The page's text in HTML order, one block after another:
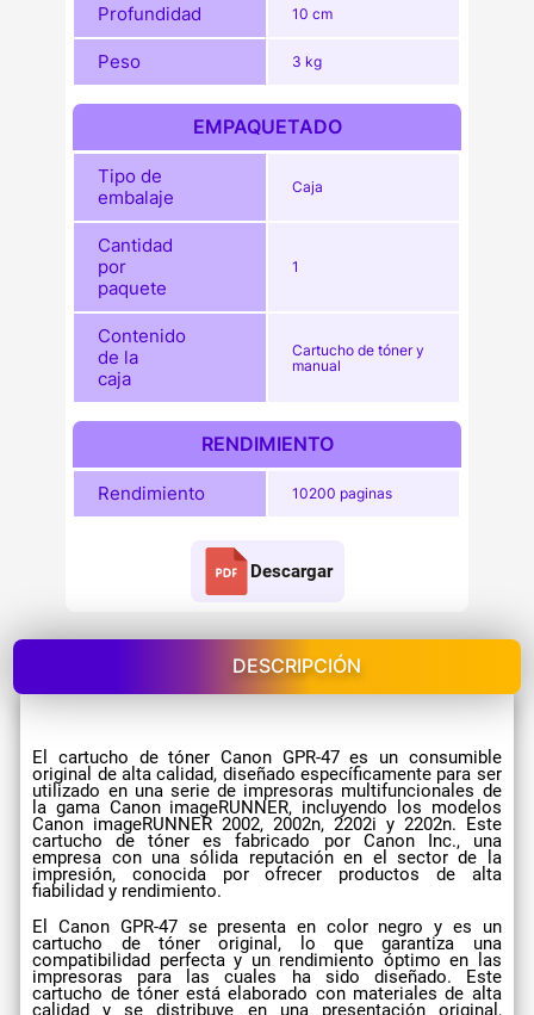
Profundidad 10 cm
Peso 3 kg
EMPAQUETADO
Tipo de
embalaje
Caja
Cantidad
por
paquete
1
Contenido
de la
caja
Cartucho de tóner y
manual
RENDIMIENTO
Rendimiento 10200 paginas
Descargar
DESCRIPCIÓN
El cartucho de tóner Canon GPR-47 es un consumible
original de alta calidad, diseñado específicamente para ser
utilizado en una serie de impresoras multifuncionales de
la gama Canon imageRUNNER, incluyendo los modelos
Canon imageRUNNER 2002, 2002n, 2202i y 2202n. Este
cartucho de tóner es fabricado por Canon Inc., una
empresa con una sólida reputación en el sector de la
impresión, conocida por ofrecer productos de alta
fiabilidad y rendimiento.
El Canon GPR-47 se presenta en color negro y es un
cartucho de tóner original, lo que garantiza una
compatibilidad perfecta y un rendimiento óptimo en las
impresoras para las cuales ha sido diseñado. Este
cartucho de tóner está elaborado con materiales de alta
calidad y se distribuye en una presentación original,